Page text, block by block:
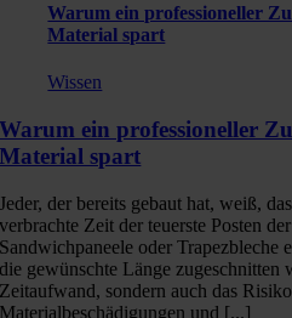
Warum ein professioneller
Material spart
Wissen
Warum ein professioneller
Material spart
Jeder, der bereits gebaut hat, weiß,
verbrachte Zeit der teuerste Posten
Sandwichpaneele oder Trapezbleche
die gewünschte Länge zugeschnitten
Zeitaufwand, sondern auch das
Materialbeschädigungen und [...]